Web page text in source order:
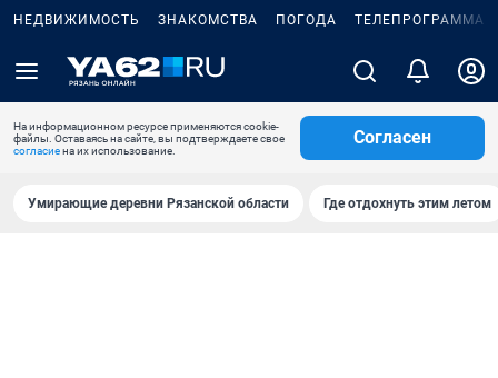
НЕДВИЖИМОСТЬ ЗНАКОМСТВА ПОГОДА ТЕЛЕПРОГРАММА
На информационном ресурсе применяются cookie-
файлы. Оставаясь на сайте, вы подтверждаете свое
согласиена их использование.
Согласен
Умирающие деревни Рязанской области Где отдохнуть этим летом